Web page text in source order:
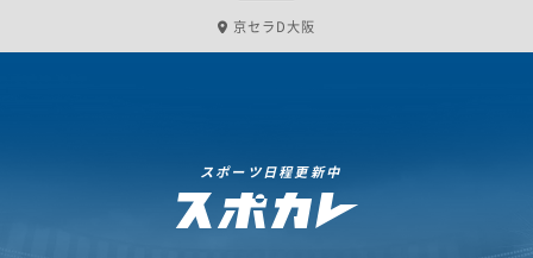
京セラD大阪
スポーツ日程更新中